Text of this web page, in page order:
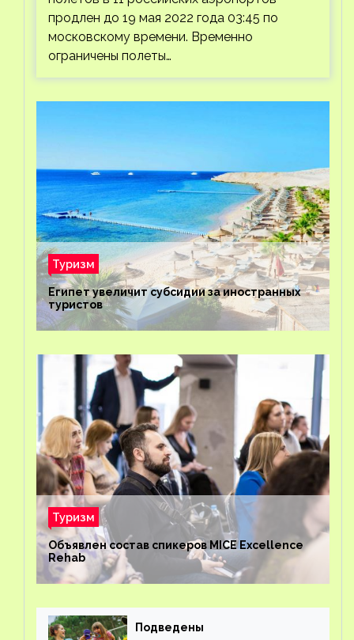
продлен до 19 мая 2022 года 03:45 по
московскому времени. Временно
ограничены полеты…
Туризм
Египет увеличит субсидии за иностранных
туристов
Туризм
Объявлен состав спикеров MICE Excellence
Rehab
Подведены